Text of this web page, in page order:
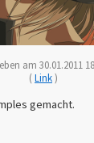
am 30.01.2011
(Link)
gemacht.